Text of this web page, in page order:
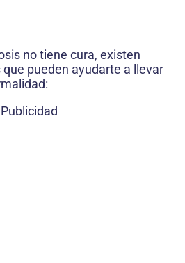
no tiene cura, existen
pueden ayudarte a llevar
Publicidad